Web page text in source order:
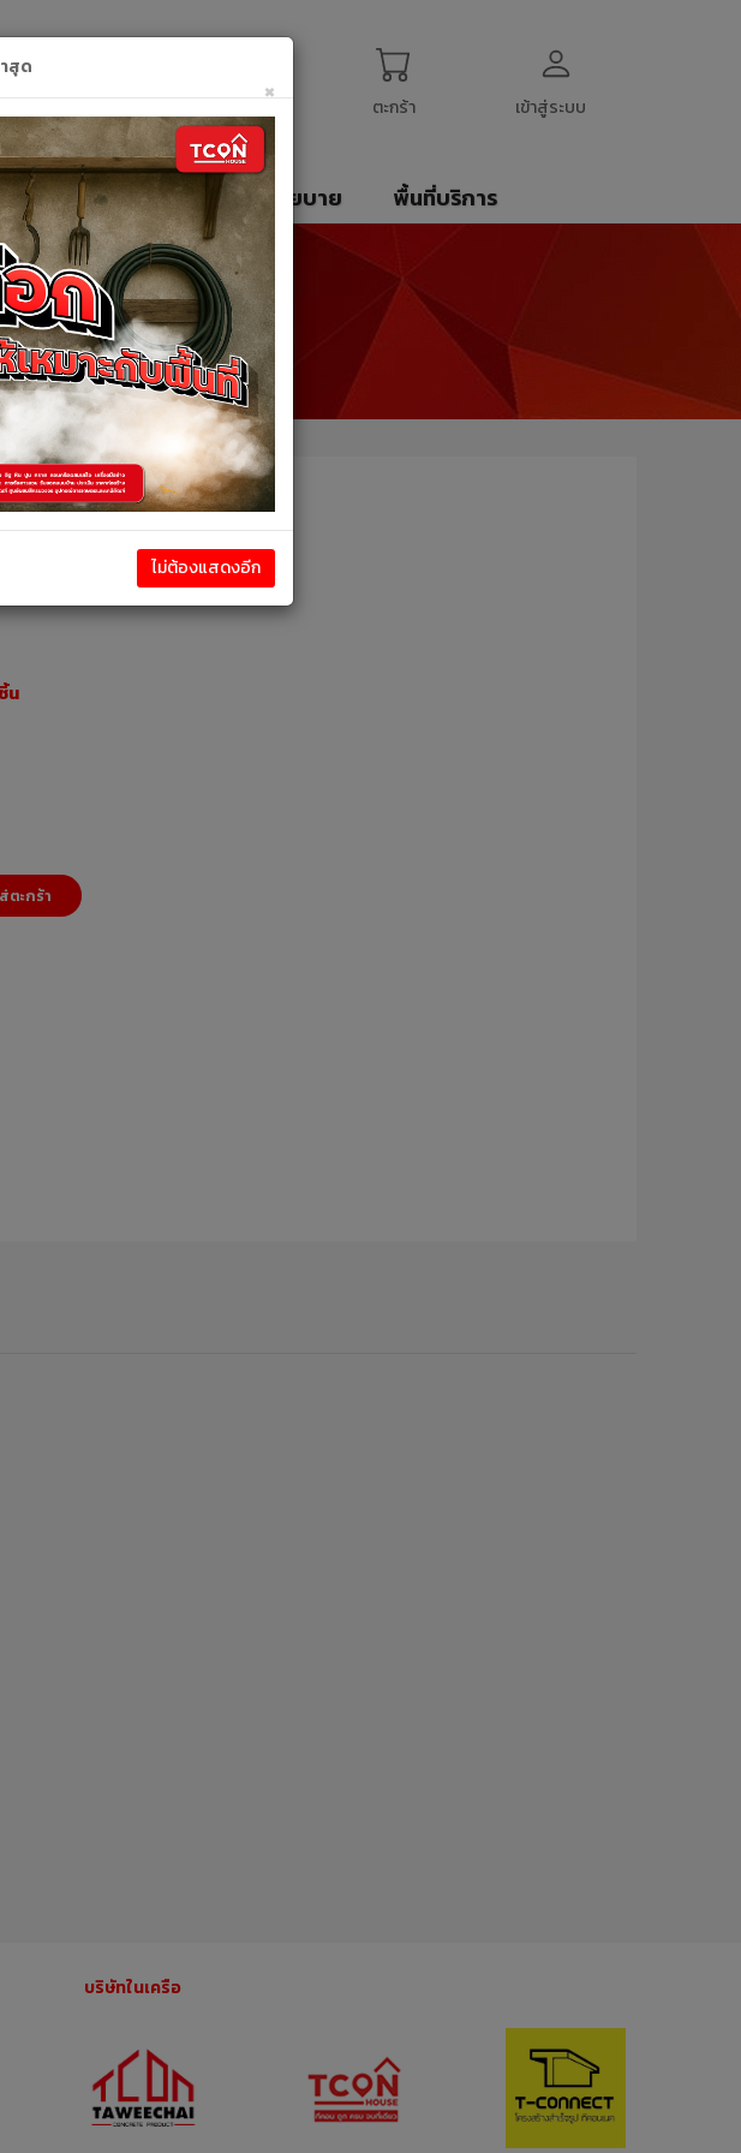
เข้าสู่ระบบ
ตะกร้า
ของเรา ติดต่อเรา นโยบาย พื้นที่บริการ
ค้า
า
6" VEGARR
น
บริษัทในเครือ
สุด
×
ไม่ต้องแสดงอีก